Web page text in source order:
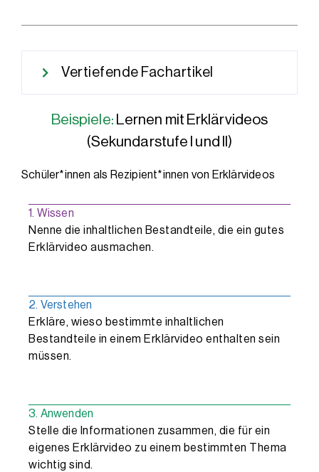
Vertiefende Fachartikel
Beispiele: Lernen mit Erklärvideos
(Sekundarstufe I und II)
Schüler*innen als Rezipient*innen von Erklärvideos
1. Wissen
Nenne die inhaltlichen Bestandteile, die ein gutes
Erklärvideo ausmachen.
2. Verstehen
Erkläre, wieso bestimmte inhaltlichen
Bestandteile in einem Erklärvideo enthalten sein
müssen.
3. Anwenden
Stelle die Informationen zusammen, die für ein
eigenes Erklärvideo zu einem bestimmten Thema
wichtig sind.